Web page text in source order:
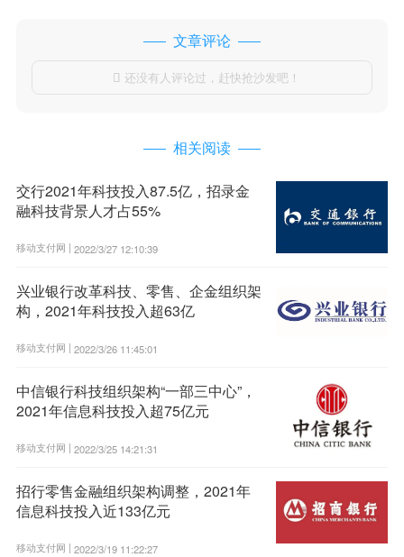
文章评论
 还没有人评论过，赶快抢沙发吧！
相关阅读
交行2021年科技投入87.5亿，招录金
融科技背景人才占55%
移动支付网 | 2022/3/27 12:10:39
兴业银行改革科技、零售、企金组织架
构，2021年科技投入超63亿
移动支付网 | 2022/3/26 11:45:01
中信银行科技组织架构“一部三中心”，
2021年信息科技投入超75亿元
移动支付网 | 2022/3/25 14:21:31
招行零售金融组织架构调整，2021年
信息科技投入近133亿元
移动支付网 | 2022/3/19 11:22:27